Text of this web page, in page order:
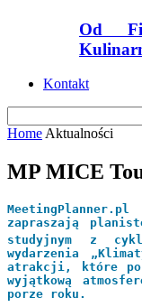
Od
Kontakt
Home Aktualności
MP MICE
zapraszają
studyjnym z
wydarzenia
atrakcji, które
wyjątkową
porze roku.